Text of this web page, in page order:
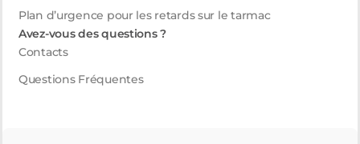
Plan d’urgence pour les retards sur le tarmac
Avez-vous des questions ?
Contacts
Questions Fréquentes